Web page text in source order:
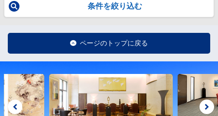
条件を絞り込む
ページのトップに戻る